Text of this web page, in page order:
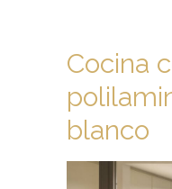
Cocina
blanco